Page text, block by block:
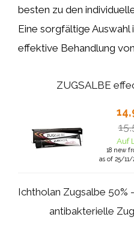
besten zu den
Eine sorgfältige
effektive Behandlung
ZUGSALBE
Auf
18 new
as of 25/11/
Ichtholan Zugsalbe 50%
antibakterielle